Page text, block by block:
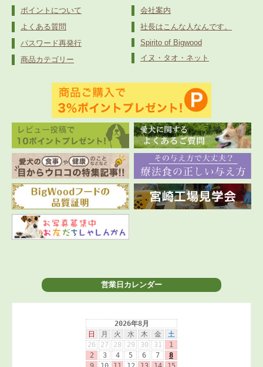
ポイントについて
よくある質問
パスワード再発行
商品カテゴリー
会社案内
社長はこんな人なんです。
Spirito of Bigwood
イヌ・タオ・ネット
営業日カレンダー